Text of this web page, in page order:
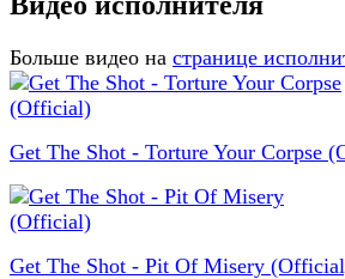
Больше видео на странице
Get The Shot - Torture Your Corpse
Get The Shot - Pit Of Misery